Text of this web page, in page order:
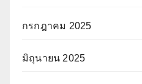
กรกฎาคม 2025
มิถุนายน 2025